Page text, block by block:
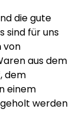
die gute
sind für uns
von
aus dem
dem
einem
werden